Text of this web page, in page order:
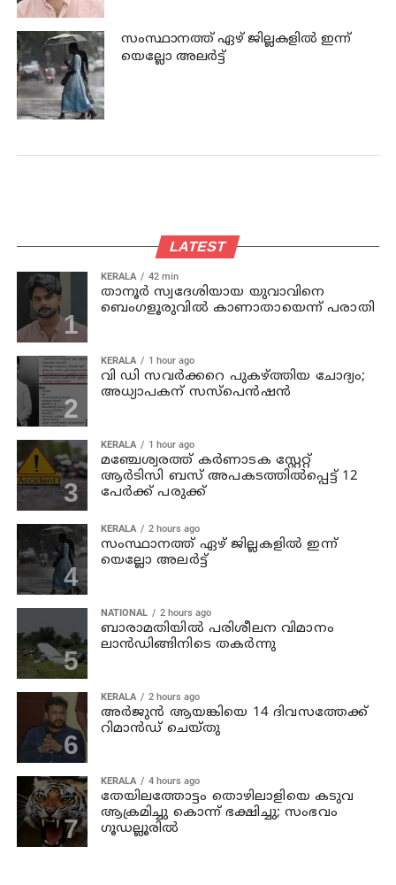
സംസ്ഥാനത്ത് ഏഴ് ജില്ലകളില്‍ ഇന്ന്
യെല്ലോ അലര്‍ട്ട്
LATEST
KERALA 42 min
താനൂര്‍ സ്വദേശിയായ യുവാവിനെ
ബെംഗളൂരുവില്‍ കാണാതായെന്ന് പരാതി
KERALA 1 hour ago
വി ഡി സവര്‍ക്കറെ പുകഴ്ത്തിയ ചോദ്യം;
അധ്യാപകന് സസ്പെന്‍ഷന്‍
KERALA 1 hour ago
മഞ്ചേശ്വരത്ത് കര്‍ണാടക സ്റ്റേറ്റ്
ആര്‍ടിസി ബസ് അപകടത്തില്‍പ്പെട്ട് 12
പേര്‍ക്ക് പരുക്ക്
KERALA 2 hours ago
സംസ്ഥാനത്ത് ഏഴ് ജില്ലകളില്‍ ഇന്ന്
യെല്ലോ അലര്‍ട്ട്
NATIONAL 2 hours ago
ബാരാമതിയില്‍ പരിശീലന വിമാനം
ലാന്‍ഡിങ്ങിനിടെ തകര്‍ന്നു
KERALA 2 hours ago
അര്‍ജുന്‍ ആയങ്കിയെ 14 ദിവസത്തേക്ക്
റിമാൻഡ് ചെയ്തു
KERALA 4 hours ago
തേയിലത്തോട്ടം തൊഴിലാളിയെ കടുവ
ആക്രമിച്ചു കൊന്ന് ഭക്ഷിച്ചു; സംഭവം
ഗൂഡല്ലൂരില്‍